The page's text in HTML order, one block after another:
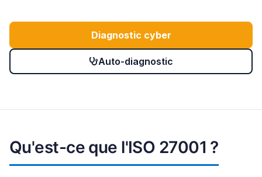
Diagnostic cyber
Auto-diagnostic
Qu'est-ce que l'ISO 27001 ?